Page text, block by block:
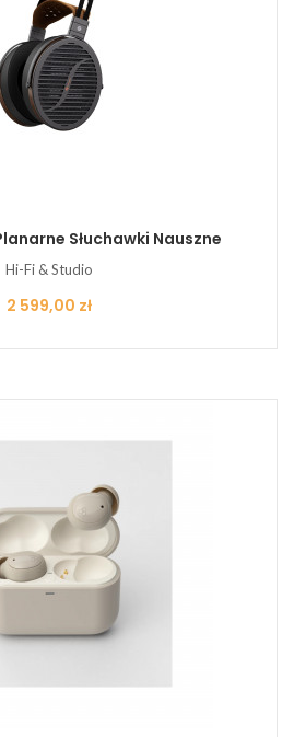
Słuchawki Nauszne
Hi-Fi & Studio
Cena
2 599,00 zł